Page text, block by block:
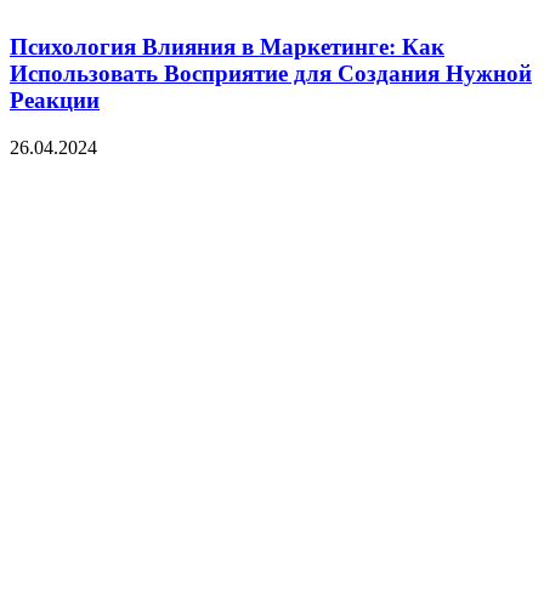
Психология Влияния в Маркетинге: Как
Использовать Восприятие для Создания Нужной
Реакции
26.04.2024